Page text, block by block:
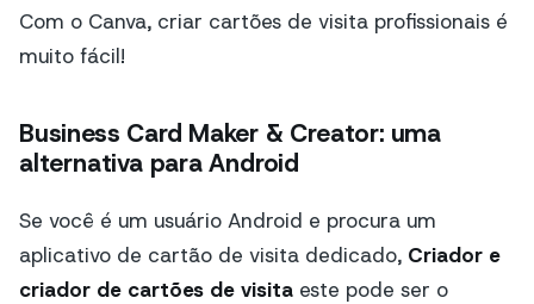
Com o Canva, criar cartões de visita profissionais é
muito fácil!
Business Card Maker & Creator: uma
alternativa para Android
Se você é um usuário Android e procura um
aplicativo de cartão de visita dedicado, Criador e
criador de cartões de visita este pode ser o